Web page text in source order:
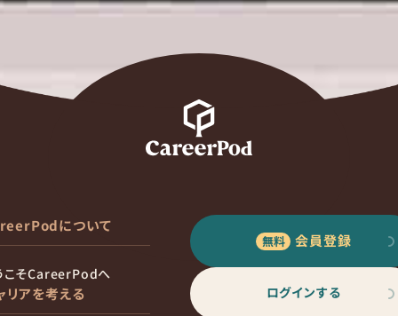
について
こそCareerPodへ
リアを考える
会員登録
ログインする